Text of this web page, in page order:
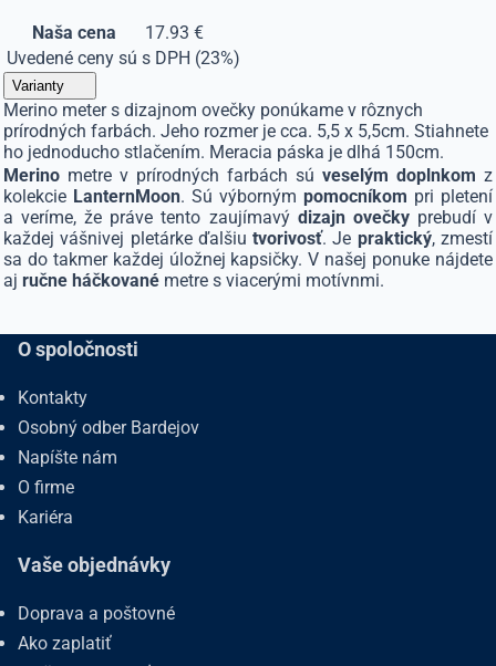
Naša cena
17.93 €
Uvedené ceny sú s DPH (23%)
Varianty
Merino meter s dizajnom ovečky ponúkame v rôznych
prírodných farbách. Jeho rozmer je cca. 5,5 x 5,5cm. Stiahnete
ho jednoducho stlačením. Meracia páska je dlhá 150cm.
Merino metre v prírodných farbách sú veselým doplnkom z
kolekcie LanternMoon. Sú výborným pomocníkom pri pletení
a veríme, že práve tento zaujímavý dizajn ovečky prebudí v
každej vášnivej pletárke ďalšiutvorivosť. Je praktický, zmestí
sa do takmer každej úložnej kapsičky. V našej ponuke nájdete
ajručne háčkované metre s viacerými motívnmi.
O spoločnosti
Kontakty
Osobný odber Bardejov
Napíšte nám
O firme
Kariéra
Vaše objednávky
Doprava a poštovné
Ako zaplatiť